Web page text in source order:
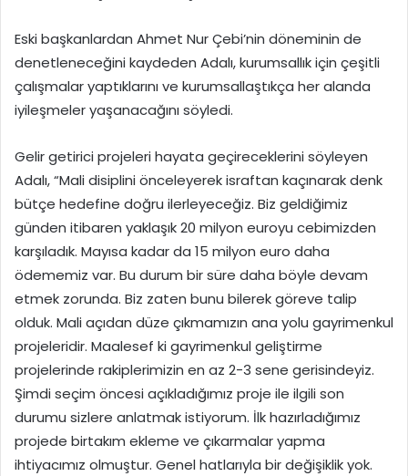
Eski başkanlardan Ahmet Nur Çebi’nin döneminin de
denetleneceğini kaydeden Adalı, kurumsallık için çeşitli
çalışmalar yaptıklarını ve kurumsallaştıkça her alanda
iyileşmeler yaşanacağını söyledi.
Gelir getirici projeleri hayata geçireceklerini söyleyen
Adalı, “Mali disiplini önceleyerek israftan kaçınarak denk
bütçe hedefine doğru ilerleyeceğiz. Biz geldiğimiz
günden itibaren yaklaşık 20 milyon euroyu cebimizden
karşıladık. Mayısa kadar da 15 milyon euro daha
ödememiz var. Bu durum bir süre daha böyle devam
etmek zorunda. Biz zaten bunu bilerek göreve talip
olduk. Mali açıdan düze çıkmamızın ana yolu gayrimenkul
projeleridir. Maalesef ki gayrimenkul geliştirme
projelerinde rakiplerimizin en az 2-3 sene gerisindeyiz.
Şimdi seçim öncesi açıkladığımız proje ile ilgili son
durumu sizlere anlatmak istiyorum. İlk hazırladığımız
projede birtakım ekleme ve çıkarmalar yapma
ihtiyacımız olmuştur. Genel hatlarıyla bir değişiklik yok.